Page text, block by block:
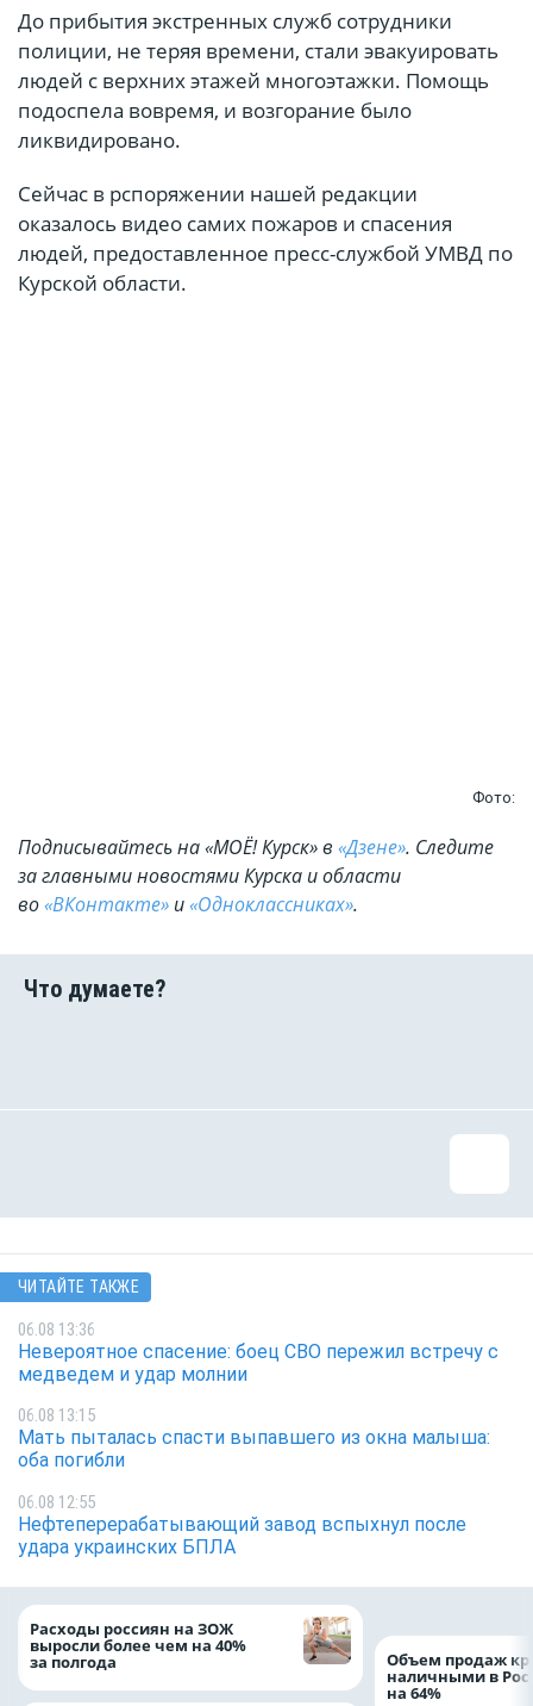
До прибытия экстренных служб сотрудники
полиции, не теряя времени, стали эвакуировать
людей с верхних этажей многоэтажки. Помощь
подоспела вовремя, и возгорание было
ликвидировано.
Сейчас в рспоряжении нашей редакции
оказалось видео самих пожаров и спасения
людей, предоставленное пресс-службой УМВД по
Курской области.
Фото:
Подписывайтесь на «МОЁ! Курск» в «Дзене». Cледите
за главными новостями Курска и области
во«ВКонтакте» и«Одноклассниках».
ЧИТАЙТЕ ТАКЖЕ
06.08 13:36
Невероятное спасение: боец СВО пережил встречу с
медведем и удар молнии
06.08 13:15
Мать пыталась спасти выпавшего из окна малыша:
оба погибли
06.08 12:55
Нефтеперерабатывающий завод вспыхнул после
удара украинских БПЛА
Расходы россиян на ЗОЖ
выросли более чем на 40%
за полгода Объем продаж
наличными в
на 64%